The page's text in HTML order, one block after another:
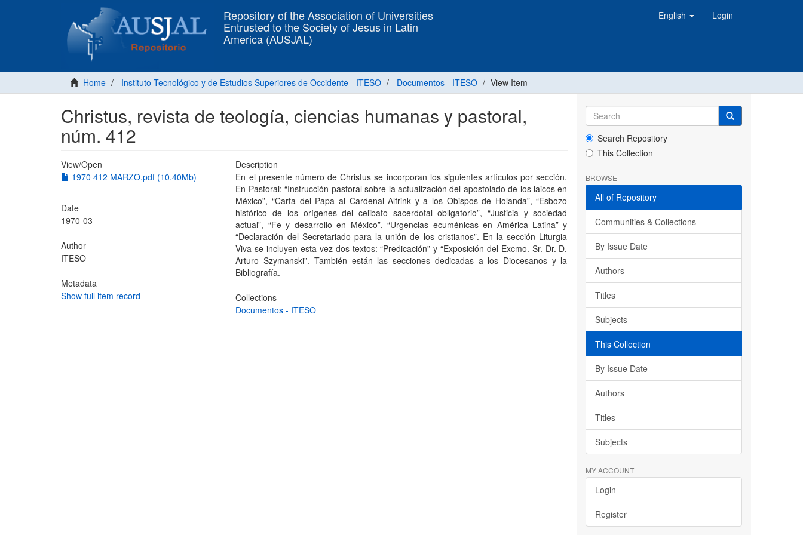
Repository of the Association of Universities
Entrusted to the Society of Jesus in Latin
America (AUSJAL)
English Login
Home Instituto Tecnológico y de Estudios Superiores de Occidente - ITESO Documentos - ITESO View Item
Christus, revista de teología, ciencias humanas y pastoral,
núm. 412
View/Open
1970 412 MARZO.pdf (10.40Mb)
Date
1970-03
Author
ITESO
Metadata
Show full item record
Description
En el presente número de Christus se incorporan los siguientes artículos por sección.
En Pastoral: “Instrucción pastoral sobre la actualización del apostolado de los laicos en
México”, “Carta del Papa al Cardenal Alfrink y a los Obispos de Holanda”, “Esbozo
histórico de los orígenes del celibato sacerdotal obligatorio”, “Justicia y sociedad
actual”, “Fe y desarrollo en México”, “Urgencias ecuménicas en América Latina” y
“Declaración del Secretariado para la unión de los cristianos”. En la sección Liturgia
Viva se incluyen esta vez dos textos: “Predicación” y “Exposición del Excmo. Sr. Dr. D.
Arturo Szymanski”. También están las secciones dedicadas a los Diocesanos y la
Bibliografía.
Collections
Documentos - ITESO
Search Repository
This Collection
BROWSE
All of Repository
Communities & Collections
By Issue Date
Authors
Titles
Subjects
This Collection
By Issue Date
Authors
Titles
Subjects
MY ACCOUNT
Login
Register